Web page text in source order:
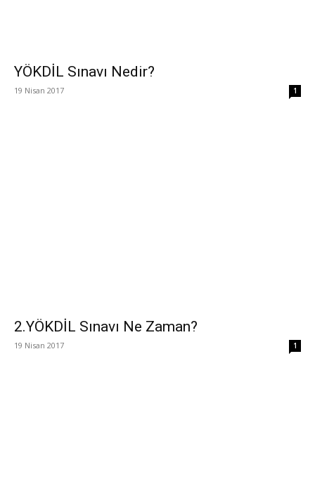
YÖKDİL Sınavı Nedir?
19 Nisan 2017 1
2.YÖKDİL Sınavı Ne Zaman?
19 Nisan 2017 1